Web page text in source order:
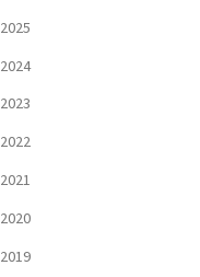
2025
2024
2023
2022
2021
2020
2019